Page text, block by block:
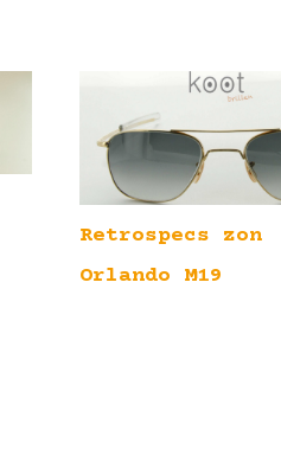
Retrospecs zon
Orlando M19